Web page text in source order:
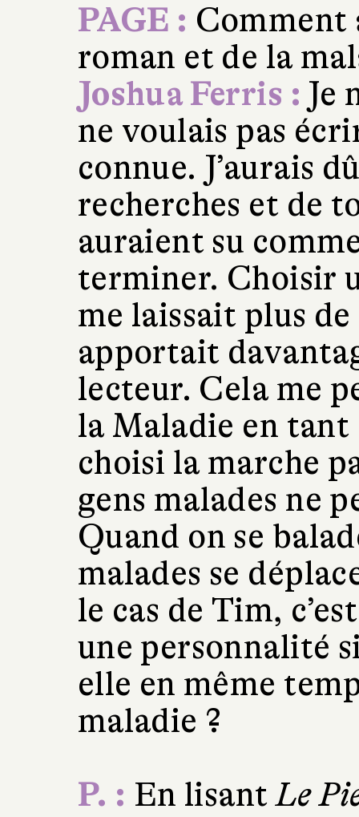
PAGE : Comment
roman et de la
Joshua Ferris : Je
ne voulais pas
connue. J’aurais
recherches et de
auraient su
terminer. Choisir
me laissait plus
apportait
lecteur. Cela me
la Maladie en tant
choisi la marche
gens malades ne
Quand on se
malades se
le cas de Tim,
une personnalité
elle en même
maladie ?
P. : En lisantLe